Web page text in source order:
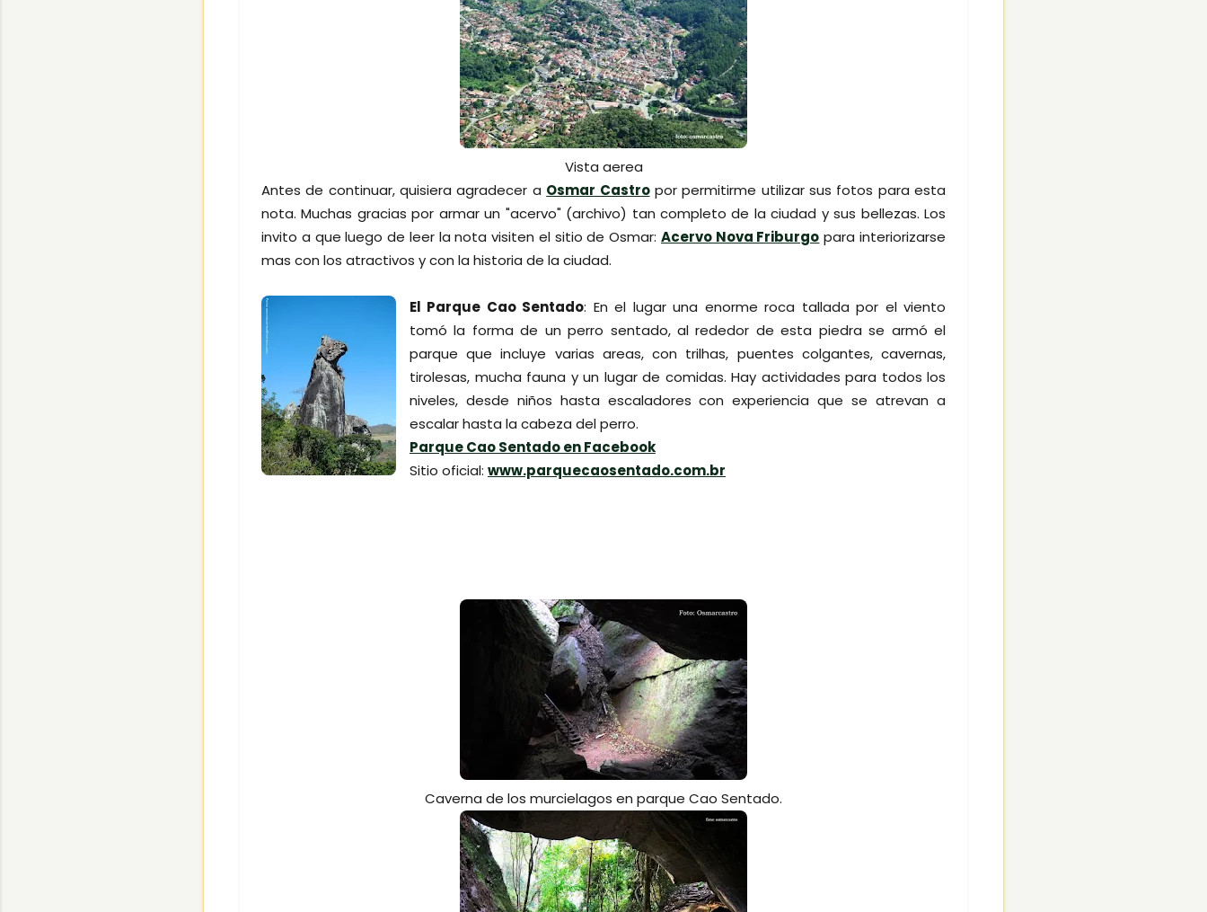
Vista aerea
Antes de continuar, quisiera agradecer a Osmar Castropor permitirme utilizar sus fotos para esta
nota. Muchas gracias por armar un "acervo" (archivo) tan completo de la ciudad y sus bellezas. Los
invito a que luego de leer la nota visiten el sitio de Osmar: Acervo Nova Friburgo para interiorizarse
mas con los atractivos y con la historia de la ciudad.
El Parque Cao Sentado: En el lugar una enorme roca tallada por el viento
tomó la forma de un perro sentado, al rededor de esta piedra se armó el
parque que incluye varias areas, con trilhas, puentes colgantes, cavernas,
tirolesas, mucha fauna y un lugar de comidas. Hay actividades para todos los
niveles, desde niños hasta escaladores con experiencia que se atrevan a
escalar hasta la cabeza del perro.
Parque Cao Sentado en Facebook
Sitio oficial: www.parquecaosentado.com.br
Caverna de los murcielagos en parque Cao Sentado.